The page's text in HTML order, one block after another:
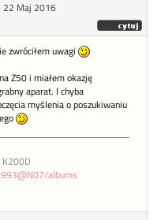
22 Maj 2016
zwróciłem uwagi
Z50 i miałem okazję
aparat. I chyba
myślenia o poszukiwaniu
K200D
albums